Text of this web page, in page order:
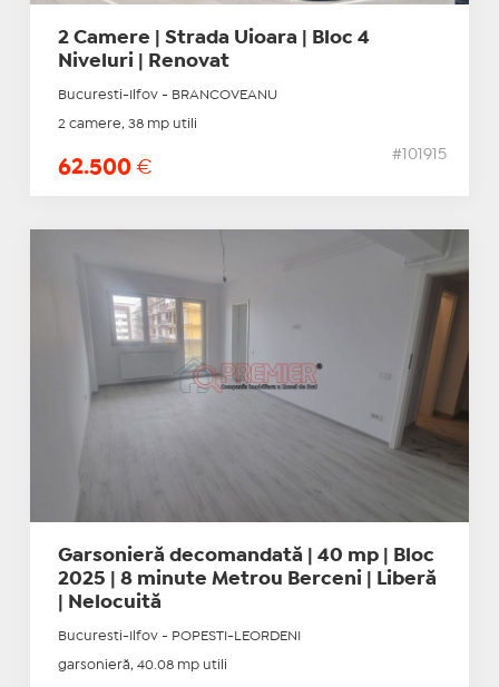
2 Camere | Strada Uioara | Bloc 4
Niveluri | Renovat
Bucuresti-Ilfov - BRANCOVEANU
2 camere, 38 mp utili
62.500 €
#101915
Garsonieră decomandată | 40 mp | Bloc
2025 | 8 minute Metrou Berceni | Liberă
| Nelocuită
Bucuresti-Ilfov - POPESTI-LEORDENI
garsonieră, 40.08 mp utili